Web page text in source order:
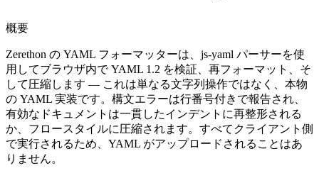
概要
Zerethon の YAML フォーマッターは、js-yaml パーサーを使
用してブラウザ内で YAML 1.2 を検証、再フォーマット、そ
して圧縮します — これは単なる文字列操作ではなく、本物
の YAML 実装です。構文エラーは行番号付きで報告され、
有効なドキュメントは一貫したインデントに再整形される
か、フロースタイルに圧縮されます。すべてクライアント側
で実行されるため、YAML がアップロードされることはあ
りません。